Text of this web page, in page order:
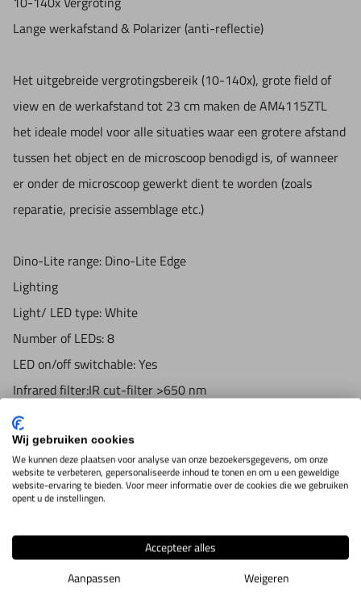
Working distance: Long
Sensor
Sensor type: CMOS
Resolution: 1.3 Megapixel (1280x1024)
Maximum frame rate: 30 fps
Compatibility
Interface: USB 2.0
up
Included software: DinoCapture 2.0 (Windows), DinoXcope
(Mac OS)
Supported image formats (Windows):
BMP, GIF, PNG, JPG, TIF, RAS, PNM, TGA, PCX, MNG, WBMP,
JP2, JPC, PGX
Supported image formats (MacOS): JPEG, PNG
Supported video formats (MacOS): MOV
Imaging standards: DirectShow, UVC
Housing
Housing material: Composite/ plastic housing
Magnification lock: Yes
Dimensions: 10.5cm (L) x 3.2cm (D)
Lange werkafstand & Polarizer (anti-reflectie)
Het uitgebreide vergrotingsbereik (10-140x), grote field of
view en de werkafstand tot 23 cm maken de AM4115ZTL
het ideale model voor alle situaties waar een grotere afstand
tussen het object en de microscoop benodigd is, of wanneer
er onder de microscoop gewerkt dient te worden (zoals
reparatie, precisie assemblage etc.)
Dino-Lite range: Dino-Lite Edge
Lighting
Light/ LED type: White
Number of LEDs: 8
LED on/off switchable: Yes
Infrared filter:IR cut-filter >650 nm
Diffuser available: Yes (N3C-D included)
Emission filter: No
Polarizer: Yes
Optics
Working distance: Long
Wij gebruiken cookies
We kunnen deze plaatsen voor analyse van onze bezoekersgegevens, om onze
website te verbeteren, gepersonaliseerde inhoud te tonen en om u een geweldige
website-ervaring te bieden. Voor meer informatie over de cookies die we gebruiken
opent u de instellingen.
Accepteer alles
Aanpassen
Weigeren